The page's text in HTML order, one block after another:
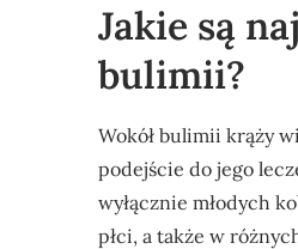
Jakie są
bulimii?
Wokół bulimii krąży
podejście do jego
wyłącznie młodych
płci, a także w